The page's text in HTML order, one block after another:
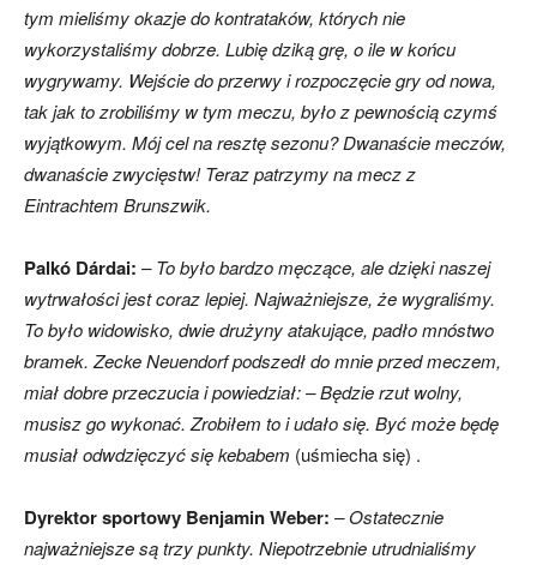
tym mieliśmy okazje do kontrataków, których nie
wykorzystaliśmy dobrze. Lubię dziką grę, o ile w końcu
wygrywamy. Wejście do przerwy i rozpoczęcie gry od nowa,
tak jak to zrobiliśmy w tym meczu, było z pewnością czymś
wyjątkowym. Mój cel na resztę sezonu? Dwanaście meczów,
dwanaście zwycięstw! Teraz patrzymy na mecz z
Eintrachtem Brunszwik.
Palkó Dárdai: – To było bardzo męczące, ale dzięki naszej
wytrwałości jest coraz lepiej. Najważniejsze, że wygraliśmy.
To było widowisko, dwie drużyny atakujące, padło mnóstwo
bramek. Zecke Neuendorf podszedł do mnie przed meczem,
miał dobre przeczucia i powiedział: – Będzie rzut wolny,
musisz go wykonać. Zrobiłem to i udało się. Być może będę
musiał odwdzięczyć się kebabem (uśmiecha się) .
Dyrektor sportowy Benjamin Weber: – Ostatecznie
najważniejsze są trzy punkty. Niepotrzebnie utrudnialiśmy